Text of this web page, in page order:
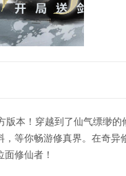
本！穿越到了仙气缥缈
等你畅游修真界。在奇
修仙者！